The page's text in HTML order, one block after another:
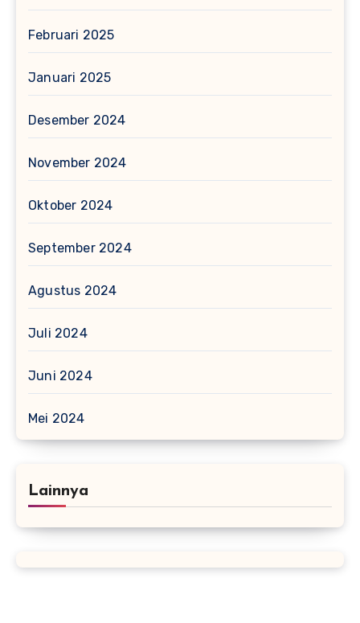
Februari 2025
Januari 2025
Desember 2024
November 2024
Oktober 2024
September 2024
Agustus 2024
Juli 2024
Juni 2024
Mei 2024
Lainnya